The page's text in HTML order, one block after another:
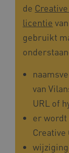
de
licentie
gebruikt
van
URL of
er wordt
Naam
_ga
Naam
FPID